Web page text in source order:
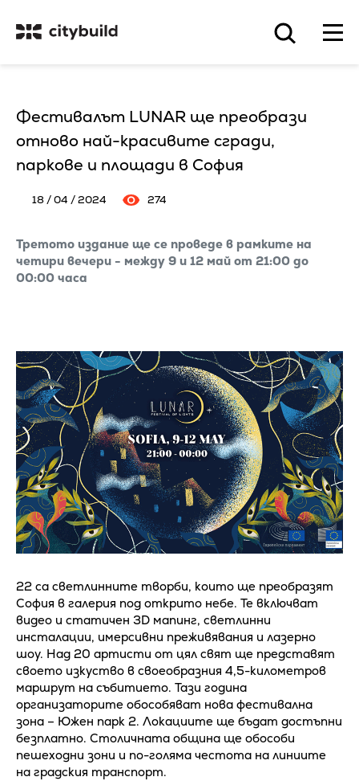
Фестивалът LUNAR ще преобрази
отново най-красивите сгради,
паркове и площади в София
18 / 04 / 2024 274
Третото издание ще се проведе в рамките на
четири вечери - между 9 и 12 май от 21:00 до
00:00 часа
22 са светлинните творби, които ще преобразят
София в галерия под открито небе. Те включват
видео и статичен 3D мапинг, светлинни
инсталации, имерсивни преживявания и лазерно
шоу. Над 20 артисти от цял свят ще представят
своето изкуство в своеобразния 4,5-километров
маршрут на събитието. Тази година
организаторите обособяват нова фестивална
зона – Южен парк 2. Локациите ще бъдат достъпни
безплатно. Столичната община ще обособи
пешеходни зони и по-голяма честота на линиите
на градския транспорт.